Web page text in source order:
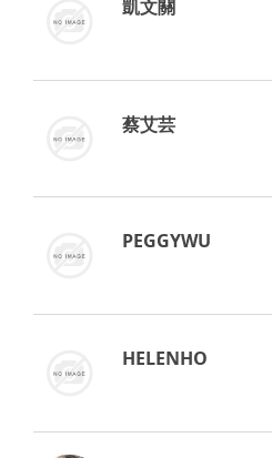
凱文關
蔡艾芸
PEGGYWU
HELENHO